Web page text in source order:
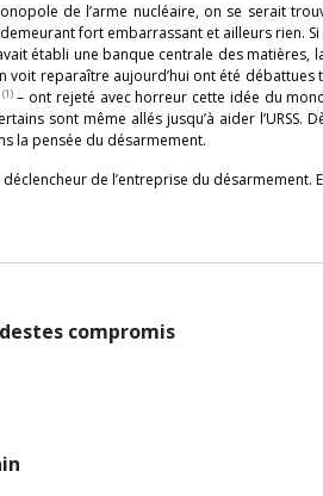
de l’arme nucléaire, on se serait
fort embarrassant et ailleurs rien.
établi une banque centrale des matières,
voit reparaître aujourd’hui ont été débattues
(1)– ont rejeté avec horreur cette idée du
sont même allés jusqu’à aider l’URSS.
la pensée du désarmement.
de l’entreprise du désarmement.
compromis